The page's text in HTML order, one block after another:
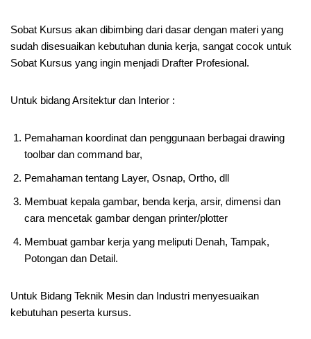
Sobat Kursus akan dibimbing dari dasar dengan materi yang
sudah disesuaikan kebutuhan dunia kerja, sangat cocok untuk
Sobat Kursus yang ingin menjadi Drafter Profesional.
Untuk bidang Arsitektur dan Interior :
Pemahaman koordinat dan penggunaan berbagai drawing
toolbar dan command bar,
Pemahaman tentang Layer, Osnap, Ortho, dll
Membuat kepala gambar, benda kerja, arsir, dimensi dan
cara mencetak gambar dengan printer/plotter
Membuat gambar kerja yang meliputi Denah, Tampak,
Potongan dan Detail.
Untuk Bidang Teknik Mesin dan Industri menyesuaikan
kebutuhan peserta kursus.